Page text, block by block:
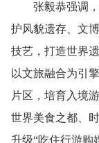
张毅恭强调，
护风貌遗存、文
技艺，打造世界
以文旅融合为引
片区，培育入境
世界美食之都、
升级“吃住行游购